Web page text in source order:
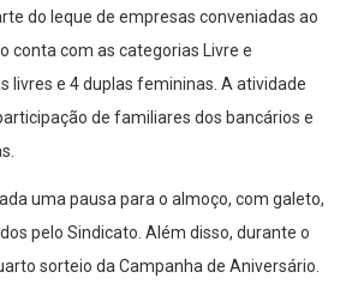
do leque de empresas conveniadas ao
conta com as categorias Livre e
livres e 4 duplas femininas. A atividade
de familiares dos bancários e
uma pausa para o almoço, com galeto,
pelo Sindicato. Além disso, durante o
sorteio da Campanha de Aniversário.